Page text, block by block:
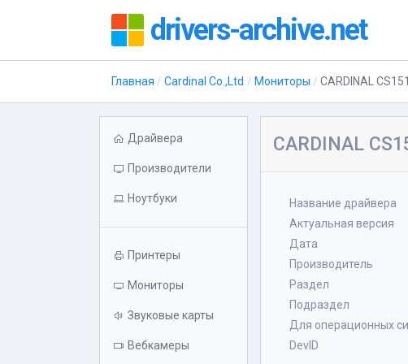
drivers-archive.net
Главная Cardinal Co.,Ltd Мониторы CARDINAL
Драйвера
Производители
Ноутбуки
Принтеры
Мониторы
Звуковые карты
Вебкамеры
CARDINAL
Название драйвера
Актуальная версия
Дата
Производитель
Раздел
Подраздел
Для операционных
DevID